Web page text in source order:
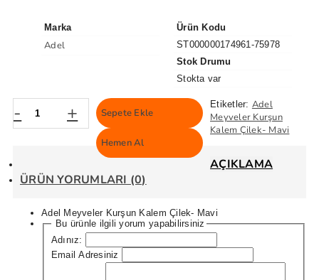
Marka
Adel
Ürün Kodu
ST000000174961-75978
Stok Drumu
Stokta var
- + Sepete Ekle
Hemen Al
Etiketler: Adel
Meyveler Kurşun
Kalem Çilek- Mavi
AÇIKLAMA
ÜRÜN YORUMLARI (0)
Adel Meyveler Kurşun Kalem Çilek- Mavi
Bu ürünle ilgili yorum yapabilirsiniz
Adınız:
Email Adresiniz